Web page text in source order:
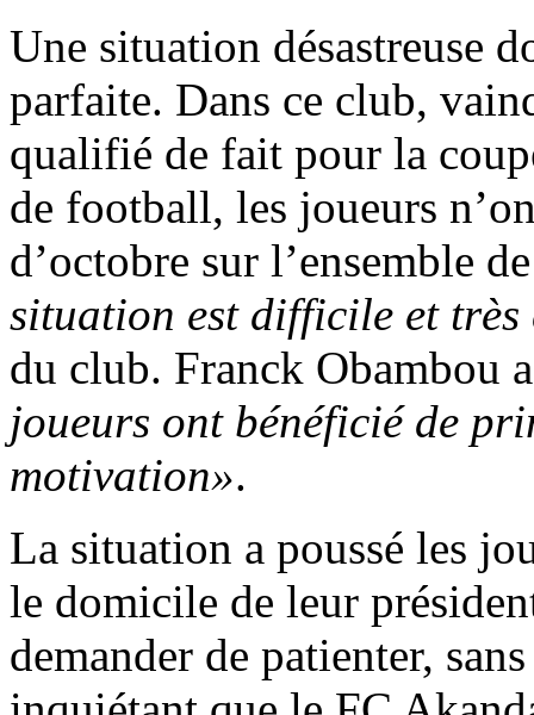
Une situation désastreuse
parfaite. Dans ce club,
qualifié de fait pour la
de football, les joueurs
d’octobre sur l’ensemble
situation est difficile et
du club. Franck Obambou
joueurs ont bénéficié de
motivation».
La situation a poussé les
le domicile de leur
demander de patienter,